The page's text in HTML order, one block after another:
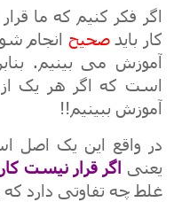
اگر فکر کنیم که ما
کار بایدصحیح انجام
آموزش می بینیم.
است که اگر هر یک از
آموزش ببینیم!!
در واقع این یک اصل
یعنی اگر قرار نیست
غلط چه تفاوتی دارد که